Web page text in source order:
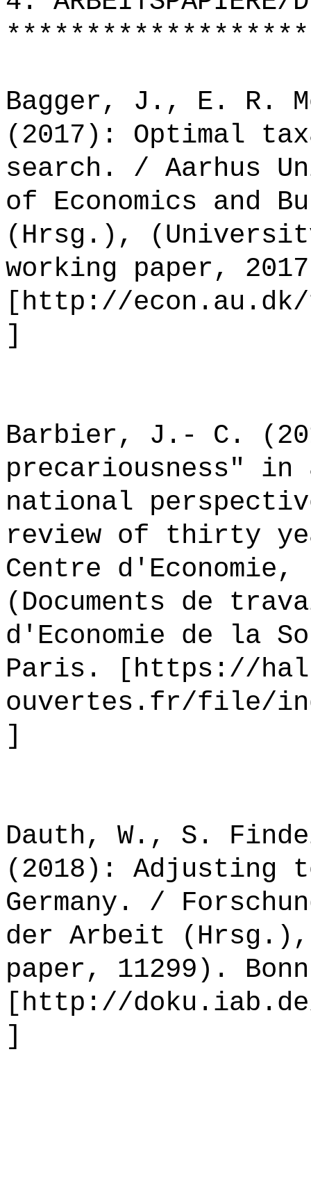
Bagger, J., E. R.
(2017): Optimal
search. / Aarhus
of Economics and
(Hrsg.),
working paper,
[http://econ.au.dk/
]
Barbier, J.- C.
precariousness" in
national
review of thirty
Centre
(Documents de
d'Economie de la
Paris. [https://
ouvertes.fr/file/
]
Dauth, W., S.
(2018): Adjusting
Germany. /
der Arbeit
paper, 11299).
[http://doku.iab.de/
]